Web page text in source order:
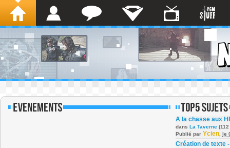
A la chasse aux
dans La Taverne
Publié par Ycien le
Création de texte